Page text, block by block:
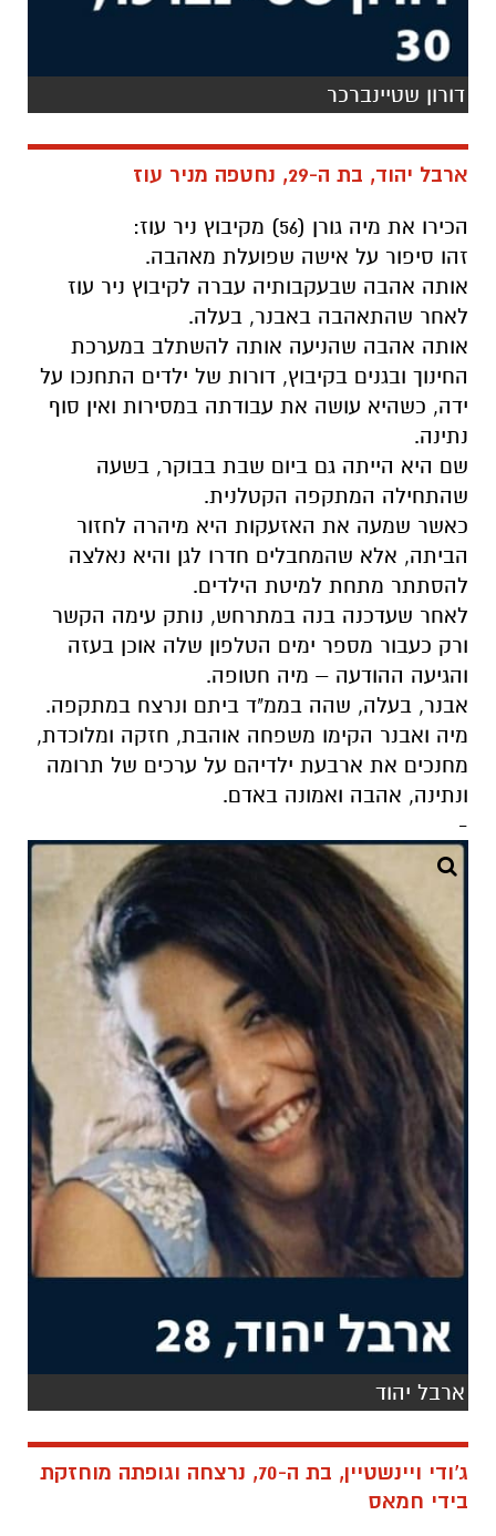
דורון שטיינברכר
ארבל יהוד, בת ה-29, נחטפה מניר עוז
הכירו את מיה גורן (56) מקיבוץ ניר עוז:
זהו סיפור על אישה שפועלת מאהבה.
אותה אהבה שבעקבותיה עברה לקיבוץ ניר עוז
לאחר שהתאהבה באבנר, בעלה.
אותה אהבה שהניעה אותה להשתלב במערכת
החינוך ובגנים בקיבוץ, דורות של ילדים התחנכו על
ידה, כשהיא עושה את עבודתה במסירות ואין סוף
נתינה.
שם היא הייתה גם ביום שבת בבוקר, בשעה
שהתחילה המתקפה הקטלנית.
כאשר שמעה את האזעקות היא מיהרה לחזור
הביתה, אלא שהמחבלים חדרו לגן והיא נאלצה
להסתתר מתחת למיטת הילדים.
לאחר שעדכנה בנה במתרחש, נותק עימה הקשר
ורק כעבור מספר ימים הטלפון שלה אוכן בעזה
והגיעה ההודעה – מיה חטופה.
אבנר, בעלה, שהה בממ"ד ביתם ונרצח במתקפה.
מיה ואבנר הקימו משפחה אוהבת, חזקה ומלוכדת,
מחנכים את ארבעת ילדיהם על ערכים של תרומה
ונתינה, אהבה ואמונה באדם.
-
ארבל יהוד
ג'ודי ויינשטיין, בת ה-70, נרצחה וגופתה מוחזקת
בידי חמאס